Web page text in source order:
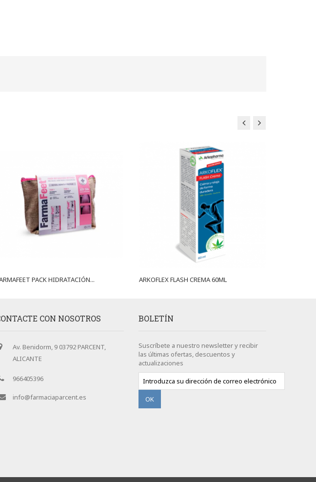
PACK HIDRATACIÓN... ARKOFLEX FLASH CREMA 60ML
CON NOSOTROS
Av. Benidorm, 9 03792 PARCENT,
ALICANTE
966405396
info@farmaciaparcent.es
BOLETÍN
Suscríbete a nuestro newsletter y recibir
las últimas ofertas, descuentos y
actualizaciones
OK